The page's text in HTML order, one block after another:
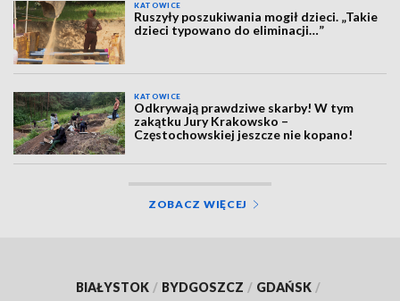
KATOWICE
Ruszyły poszukiwania mogił dzieci. „Takie
dzieci typowano do eliminacji…”
KATOWICE
Odkrywają prawdziwe skarby! W tym
zakątku Jury Krakowsko –
Częstochowskiej jeszcze nie kopano!
ZOBACZ WIĘCEJ
BIAŁYSTOK / BYDGOSZCZ / GDAŃSK /